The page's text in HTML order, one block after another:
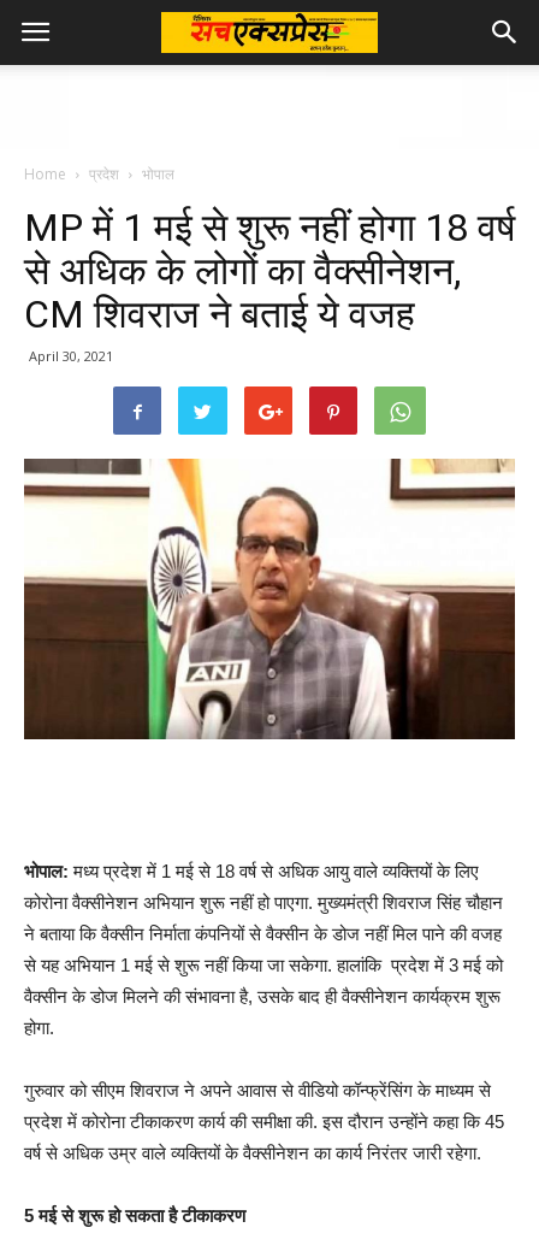
Home प्रदेश भोपाल
MP में 1 मई से शुरू नहीं होगा 18 वर्ष
से अधिक के लोगों का वैक्सीनेशन,
CM शिवराज ने बताई ये वजह
April 30, 2021
भोपाल:मध्य प्रदेश में 1 मई से 18 वर्ष से अधिक आयु वाले व्यक्तियों के लिए
कोरोना वैक्सीनेशन अभियान शुरू नहीं हो पाएगा. मुख्यमंत्री शिवराज सिंह चौहान
ने बताया कि वैक्सीन निर्माता कंपनियों से वैक्सीन के डोज नहीं मिल पाने की वजह
से यह अभियान 1 मई से शुरू नहीं किया जा सकेगा. हालांकि प्रदेश में 3 मई को
वैक्सीन के डोज मिलने की संभावना है, उसके बाद ही वैक्सीनेशन कार्यक्रम शुरू
होगा.
गुरुवार को सीएम शिवराज ने अपने आवास से वीडियो कॉन्फ्रेंसिंग के माध्यम से
प्रदेश में कोरोना टीकाकरण कार्य की समीक्षा की. इस दौरान उन्होंने कहा कि 45
वर्ष से अधिक उम्र वाले व्यक्तियों के वैक्सीनेशन का कार्य निरंतर जारी रहेगा.
5 मई से शुरू हो सकता है टीकाकरण